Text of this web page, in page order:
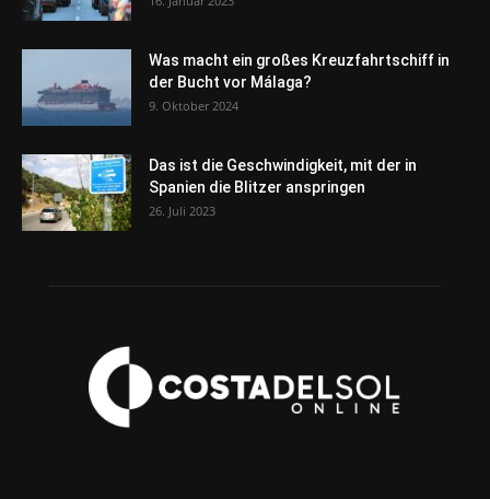
Was macht ein großes Kreuzfahrtschiff in
der Bucht vor Málaga?
9. Oktober 2024
Das ist die Geschwindigkeit, mit der in
Spanien die Blitzer anspringen
26. Juli 2023